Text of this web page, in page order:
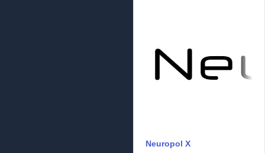
Neuropol X